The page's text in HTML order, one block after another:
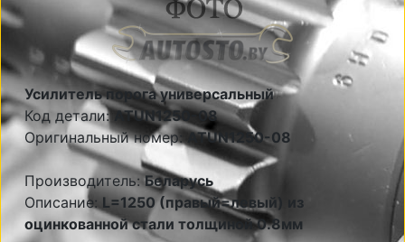
Усилитель порога универсальный
Код детали: ATUN1250-08
Оригинальный номер: ATUN1250-08
Производитель:Беларусь
Описание: L=1250 (правый=левый) из
оцинкованной стали толщиной 0.8мм